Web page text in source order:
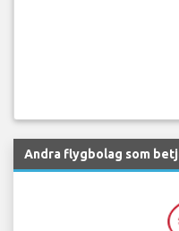
Andra flygbolag som